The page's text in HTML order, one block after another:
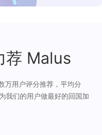
荐 Malus
万用户评分推荐，平均分
我们的用户做最好的回国加